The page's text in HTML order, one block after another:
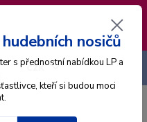
dovolenou. Datum
posouvá na pátek
🐋
CZK
nosičů
s přednostní nabídkou LP a
kteří si budou moci